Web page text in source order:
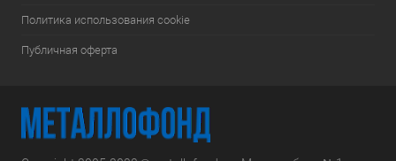
Политика использования cookie
Публичная оферта